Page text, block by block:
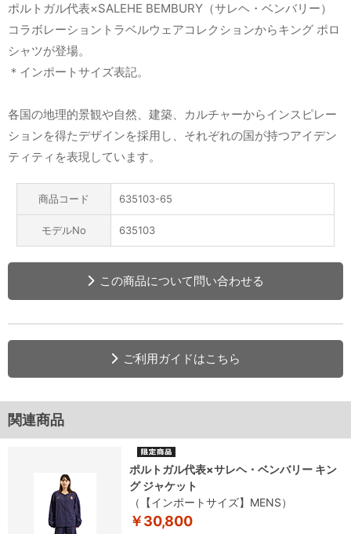
ポルトガル代表×SALEHE BEMBURY（サレヘ・ベンバリー）
コラボレーショントラベルウェアコレクションからキング ポロ
シャツが登場。
＊インポートサイズ表記。
各国の地理的景観や自然、建築、カルチャーからインスピレー
ションを得たデザインを採用し、それぞれの国が持つアイデン
ティティを表現しています。
商品コード 635103-65
モデルNo 635103
この商品について問い合わせる
ご利用ガイドはこちら
関連商品
ポルトガル代表×サレヘ・ベンバリー キン
グ ジャケット
（【インポートサイズ】MENS）
￥30,800